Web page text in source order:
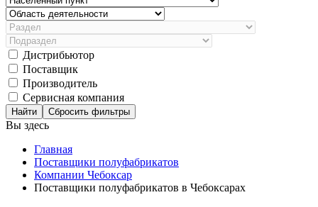
Дистрибьютор
Поставщик
Производитель
Сервисная компания
Сбросить фильтры
Вы здесь
Главная
Поставщики полуфабрикатов
Компании Чебоксар
Поставщики полуфабрикатов в Чебоксарах